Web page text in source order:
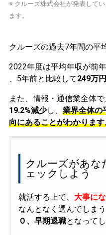
※ クルーズ株式会社が発表してい
ます。
クルーズの過去7年間の平
2022年度は平均年収が前
、5年前と比較して249万
また、情報・通信業全体
19.2%減少し、 業界全体の
向にあることがわかりま
クルーズがあな
ェックしよう
就活する上で、 大事に
なんとなく選んでしま
０、早期退職となって